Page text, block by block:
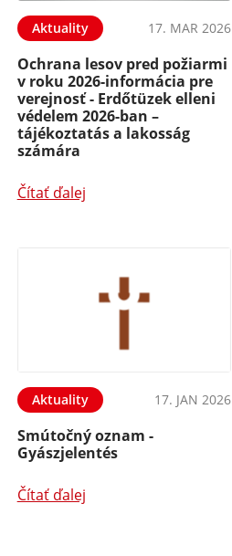
Aktuality 17. MAR 2026
Ochrana lesov pred požiarmi
v roku 2026-informácia pre
verejnosť - Erdőtüzek elleni
védelem 2026-ban –
tájékoztatás a lakosság
számára
Čítať ďalej
Aktuality 17. JAN 2026
Smútočný oznam -
Gyászjelentés
Čítať ďalej